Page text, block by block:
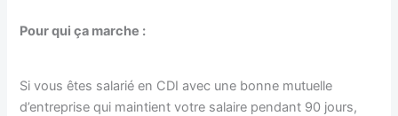
Pour qui ça marche :
Si vous êtes salarié en CDI avec une bonne mutuelle
d’entreprise qui maintient votre salaire pendant 90 jours,